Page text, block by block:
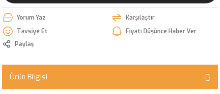
Yorum Yaz
Karşılaştır
Tavsiye Et
Fiyatı Düşünce Haber Ver
Paylaş
Ürün Bilgisi